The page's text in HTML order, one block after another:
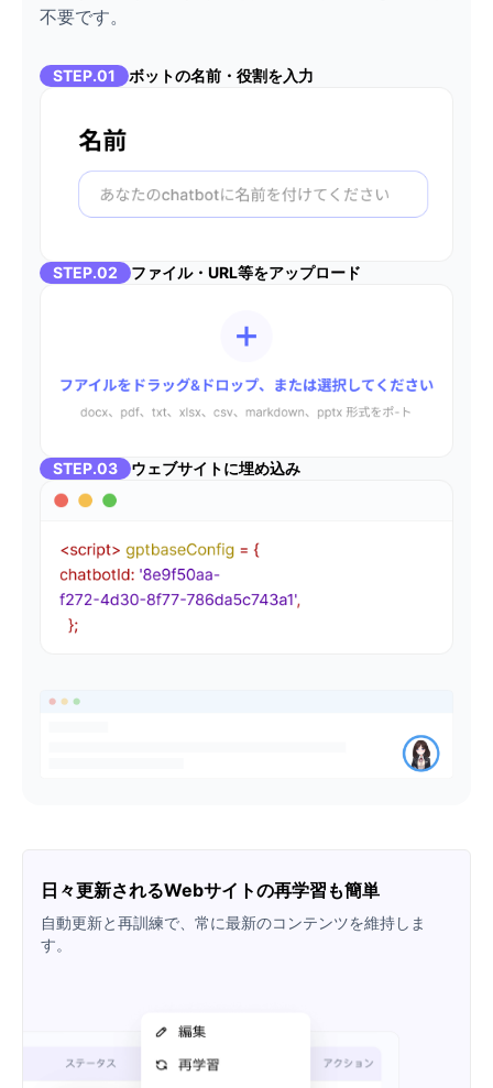
不要です。
STEP.01 ボットの名前・役割を入力
STEP.02 ファイル・URL等をアップロード
STEP.03 ウェブサイトに埋め込み
日々更新されるWebサイトの再学習も簡単
自動更新と再訓練で、常に最新のコンテンツを維持しま
す。